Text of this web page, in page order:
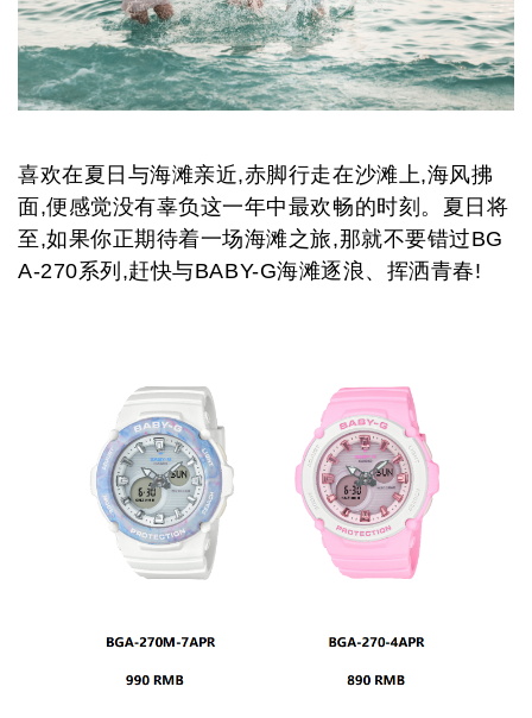
喜欢在夏日与海滩亲近,赤脚行走在沙滩上,海风拂
面,便感觉没有辜负这一年中最欢畅的时刻。夏日将
至,如果你正期待着一场海滩之旅,那就不要错过BG
A-270系列 ,赶快与BABY-G海滩逐浪、挥洒青春!